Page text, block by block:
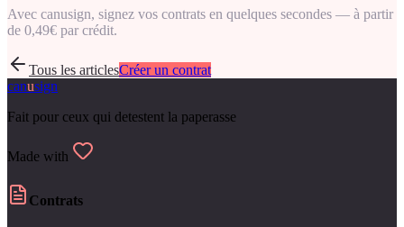
Avec canusign, signez vos contrats en quelques secondes — à partir
de 0,49€ par crédit.
Tous les articlesCréer un contrat
canusign
Fait pour ceux qui detestent la paperasse
Made with
Contrats